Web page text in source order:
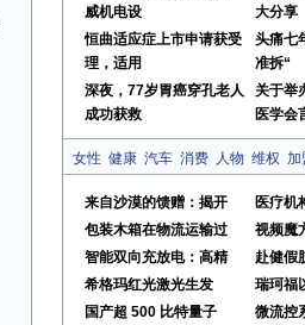
威机电设
大分享
恒曲适应症上市申请获受
理，适用
头痛七
准拆“
深夜，77岁胃癌穿孔老人
成功获救
关于举
医学会
女性 健康 汽车 消费 人物 维权 加
来自沙漠的馈赠：揭开
医疗机
包装木箱在物流运输过
视频魔
智能双向充放电：高精
赴健假
希格玛红光激光生发
瑞珂福
国产超 500 比特量子
微流控